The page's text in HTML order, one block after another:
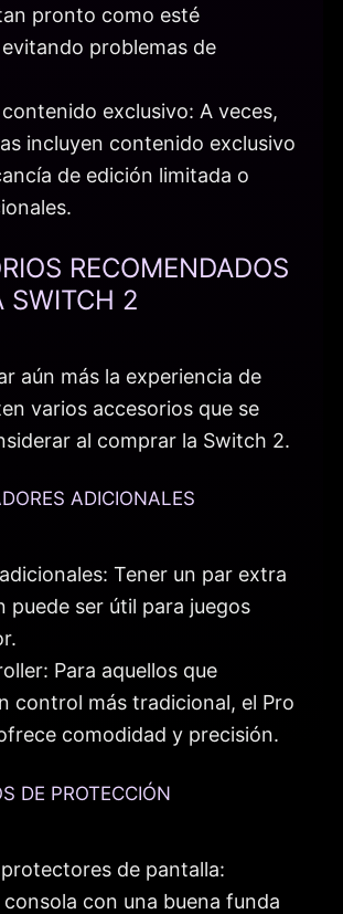
pronto como esté
problemas de
exclusivo: A veces,
incluyen contenido exclusivo
de edición limitada o
RECOMENDADOS
SWITCH 2
aún más la experiencia de
varios accesorios que se
al comprar la Switch 2.
ADICIONALES
Tener un par extra
puede ser útil para juegos
Para aquellos que
control más tradicional, el Pro
comodidad y precisión.
DE PROTECCIÓN
de pantalla:
con una buena funda